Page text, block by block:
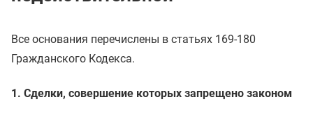
Все основания перечислены в статьях 169-180
Гражданского Кодекса.
1. Сделки, совершение которых запрещено законом